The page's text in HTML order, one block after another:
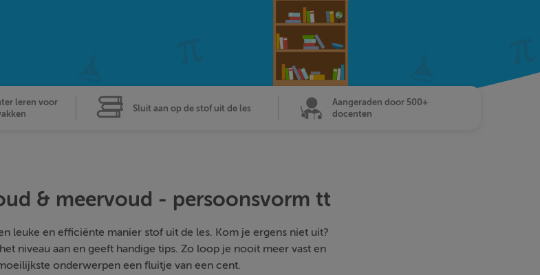
leren voor
Sluit aan op de stof uit de les
Aangeraden door 500+
docenten
& meervoud - persoonsvorm tt
leuke en efficiënte manier stof uit de les. Kom je ergens niet uit?
niveau aan en geeft handige tips. Zo loop je nooit meer vast en
onderwerpen een fluitje van een cent.